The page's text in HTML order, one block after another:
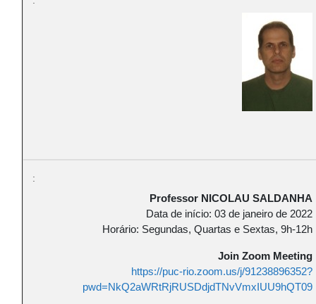
Professor NICOLAU SALDANHA
Data de início: 03 de janeiro de 2022
Horário: Segundas, Quartas e Sextas, 9h-12h
Join Zoom Meeting
https://puc-rio.zoom.us/j/91238896352?
pwd=NkQ2aWRtRjRUSDdjdTNvVmxIUU9hQT09